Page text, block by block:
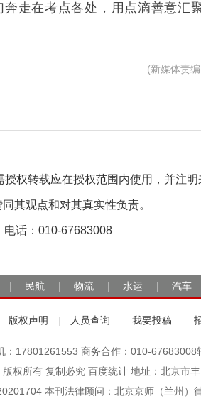
走在考点各处，用点滴善意汇
(新媒体责
权转载应在授权范围内使用，并注明
其观点和对其真实性负责。
电话：010-67683008
民航 物流 水运 汽车
版权声明 人员查询 我要投稿
：17801261553 商务合作：010-67683008
权所有 复制必究 百度统计 地址：北京市
本刊法律顾问：北京京师（兰州）